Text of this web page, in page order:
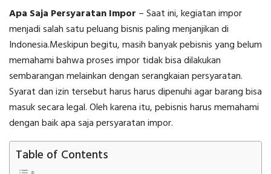
Apa Saja Persyaratan Impor – Saat ini, kegiatan impor
menjadi salah satu peluang bisnis paling menjanjikan di
Indonesia.Meskipun begitu, masih banyak pebisnis yang belum
memahami bahwa proses impor tidak bisa dilakukan
sembarangan melainkan dengan serangkaian persyaratan.
Syarat dan izin tersebut harus harus dipenuhi agar barang bisa
masuk secara legal. Oleh karena itu, pebisnis harus memahami
dengan baikapa saja persyaratan impor.
Table of Contents